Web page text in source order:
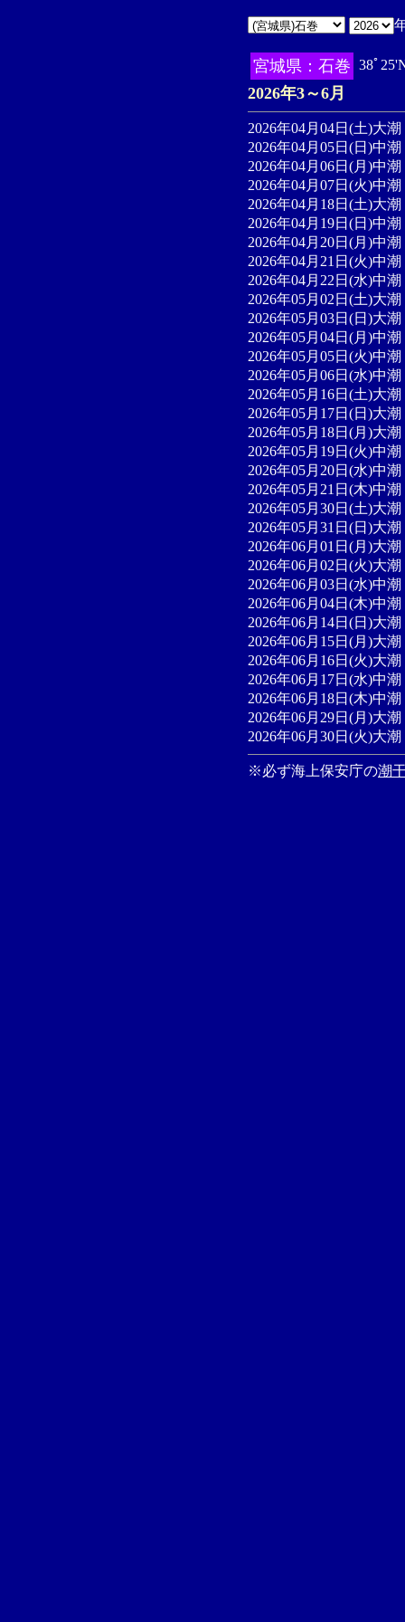
宮城県：石巻 38ﾟ
2026年3～6月
2026年04月04日(土)大
2026年04月05日(日)中
2026年04月06日(月)中
2026年04月07日(火)中
2026年04月18日(土)大
2026年04月19日(日)中
2026年04月20日(月)中
2026年04月21日(火)中
2026年04月22日(水)中
2026年05月02日(土)大
2026年05月03日(日)大
2026年05月04日(月)中
2026年05月05日(火)中
2026年05月06日(水)中
2026年05月16日(土)大
2026年05月17日(日)大
2026年05月18日(月)大
2026年05月19日(火)中
2026年05月20日(水)中
2026年05月21日(木)中
2026年05月30日(土)大
2026年05月31日(日)大
2026年06月01日(月)大
2026年06月02日(火)大
2026年06月03日(水)中
2026年06月04日(木)中
2026年06月14日(日)大
2026年06月15日(月)大
2026年06月16日(火)大
2026年06月17日(水)中
2026年06月18日(木)中
2026年06月29日(月)大
2026年06月30日(火)大
※必ず海上保安庁の潮